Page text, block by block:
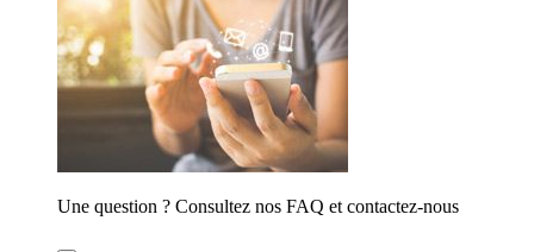
Une question ? Consultez nos FAQ et contactez-nous